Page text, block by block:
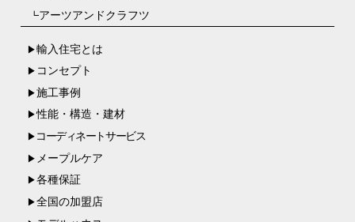
┗アーツアンドクラフツ
▶輸入住宅とは
▶ コンセプト
▶施工事例
▶性能・構造・建材
▶ コーディネートサービス
▶ メープルケア
▶各種保証
▶全国の加盟店